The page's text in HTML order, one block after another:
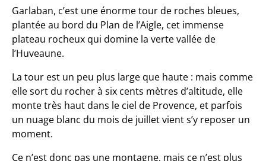
Garlaban, c’est une énorme tour de roches bleues,
plantée au bord du Plan de l’Aigle, cet immense
plateau rocheux qui domine la verte vallée de
l’Huveaune.
La tour est un peu plus large que haute : mais comme
elle sort du rocher à six cents mètres d’altitude, elle
monte très haut dans le ciel de Provence, et parfois
un nuage blanc du mois de juillet vient s’y reposer un
moment.
Ce n’est donc pas une montagne, mais ce n’est plus